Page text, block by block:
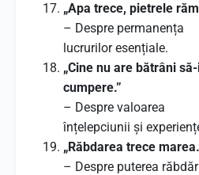
„Apa trece, pietrele
– Despre permanența
lucrurilor esențiale.
„Cine nu are bătrâni
cumpere.”
– Despre valoarea
înțelepciunii și
„Răbdarea trece
– Despre puterea